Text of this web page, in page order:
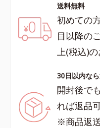
送料無料
初めての
目以降の
上(税込)
30日以内な
開封後で
れば返品
※商品返